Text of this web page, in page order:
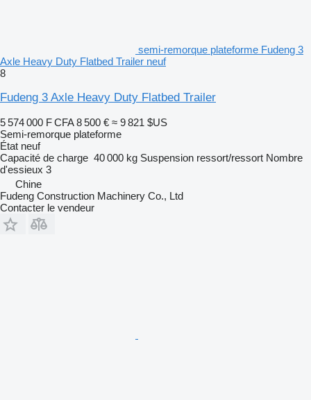
semi-remorque plateforme Fudeng 3
Axle Heavy Duty Flatbed Trailer neuf
8
Fudeng 3 Axle Heavy Duty Flatbed Trailer
5 574 000 F CFA 8 500 € ≈ 9 821 $US
Semi-remorque plateforme
État neuf
Capacité de charge 40 000 kg Suspension ressort/ressort Nombre
d'essieux 3
Chine
Fudeng Construction Machinery Co., Ltd
Contacter le vendeur